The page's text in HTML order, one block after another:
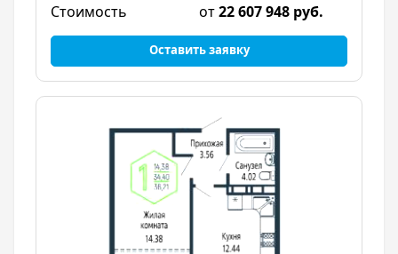
от22 607 948 руб.
Оставить заявку